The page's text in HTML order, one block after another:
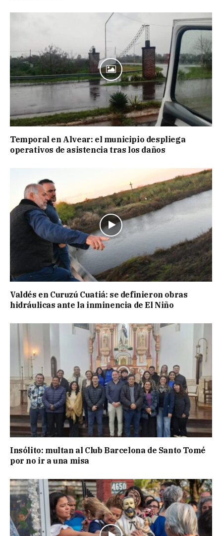
Temporal en Alvear: el municipio despliega
operativos de asistencia tras los daños
Valdés en Curuzú Cuatiá: se definieron obras
hidráulicas ante la inminencia de El Niño
Insólito: multan al Club Barcelona de Santo Tomé
por no ir a una misa